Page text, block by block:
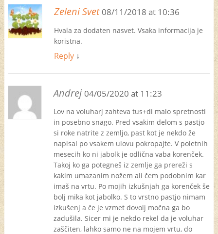
Zeleni Svet 08/11/2018 at 10:36
Hvala za dodaten nasvet. Vsaka informacija je
koristna.
Reply ↓
Andrej 04/05/2020 at 11:23
Lov na voluharj zahteva tus+di malo spretnosti
in posebno snago. Pred vsakim delom s pastjo
si roke natrite z zemljo, past kot je nekdo že
napisal po vsakem ulovu pokropajte. V poletnih
mesecih ko ni jabolk je odlična vaba korenček.
Takoj ko ga potegneš iz zemlje ga prereži s
kakim umazanim nožem ali čem podobnim kar
imaš na vrtu. Po mojih izkušnjah ga korenček še
bolj mika kot jabolko. S to vrstno pastjo nimam
izkušenj a če je vzmet dovolj močna ga bo
zadušila. Sicer mi je nekdo rekel da je voluhar
zaščiten, lahko samo ne na mojem vrtu, do